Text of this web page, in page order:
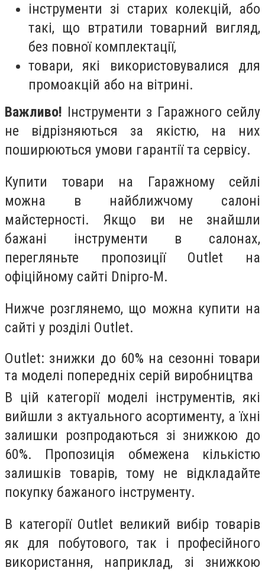
інструменти зі старих колекцій, або
такі, що втратили товарний вигляд,
без повної комплектації,
товари, які використовувалися для
промоакцій або на вітрині.
Важливо! Інструменти з Гаражного сейлу
не відрізняються за якістю, на них
поширюються умови гарантії та сервісу.
Купити товари на Гаражному сейлі
можна в найближчому салоні
майстерності. Якщо ви не знайшли
бажані інструменти в салонах,
перегляньте пропозиції Outlet на
офіційному сайті Dnipro-M.
Нижче розглянемо, що можна купити на
сайті у розділі Outlet.
Outlet: знижки до 60% на сезонні товари
та моделі попередніх серій виробництва
В цій категорії моделі інструментів, які
вийшли з актуального асортименту, а їхні
залишки розпродаються зі знижкою до
60%. Пропозиція обмежена кількістю
залишків товарів, тому не відкладайте
покупку бажаного інструменту.
В категорії Outlet великий вибір товарів
як для побутового, так і професійного
використання, наприклад, зі знижкою